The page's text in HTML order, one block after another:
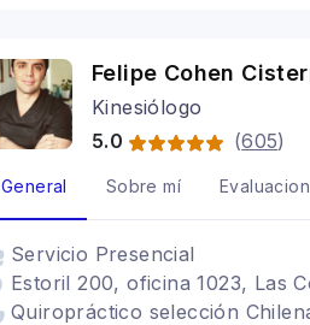
Felipe Cohen
Kinesiólogo
5.0
(605)
General Sobre mí
Servicio Presencial
Estoril 200, oficina 1023, Las
Quiropráctico selección